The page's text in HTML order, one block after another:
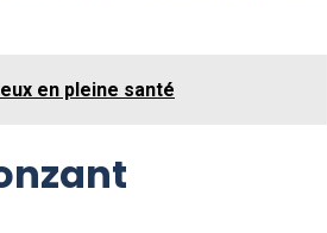
en pleine santé